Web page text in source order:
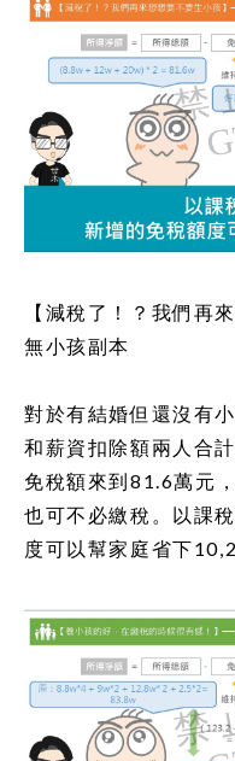
【減稅了！？我們再
無小孩副本
對於有結婚但還沒有
和薪資扣除額兩人合
免稅額來到81.6萬元
也可不必繳稅。以課
度可以幫家庭省下